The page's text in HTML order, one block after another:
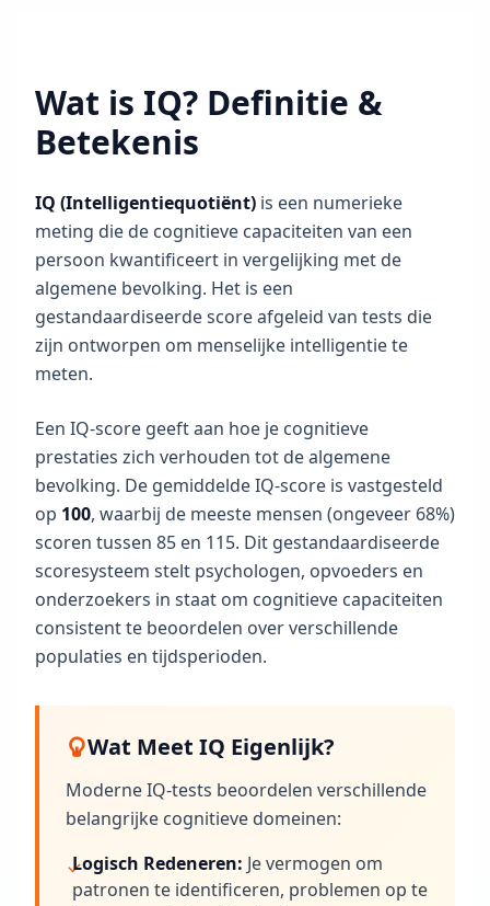
r
t
g
i
j
p
o
s
p
o
s
B
l
o
g
L
e
e
s
o
n
a
t
e
t
i
k
Wat is IQ? Definitie &
Betekenis
IQ (Intelligentiequotiënt) is een numerieke
meting die de cognitieve capaciteiten van een
persoon kwantificeert in vergelijking met de
algemene bevolking. Het is een
gestandaardiseerde score afgeleid van tests die
zijn ontworpen om menselijke intelligentie te
meten.
Een IQ-score geeft aan hoe je cognitieve
prestaties zich verhouden tot de algemene
bevolking. De gemiddelde IQ-score is vastgesteld
op 100, waarbij de meeste mensen (ongeveer 68%)
scoren tussen 85 en 115. Dit gestandaardiseerde
scoresysteem stelt psychologen, opvoeders en
onderzoekers in staat om cognitieve capaciteiten
consistent te beoordelen over verschillende
populaties en tijdsperioden.
Wat Meet IQ Eigenlijk?
Moderne IQ-tests beoordelen verschillende
belangrijke cognitieve domeinen:
Logisch Redeneren: Je vermogen om
patronen te identificeren, problemen op te